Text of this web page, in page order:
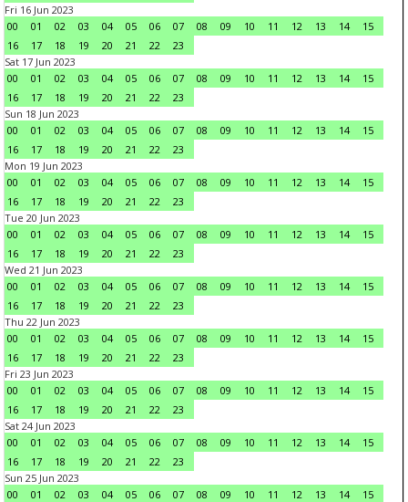
Fri 16 Jun 2023
00
01 02 03 04 05 06 07 08 09 10 11 12 13 14
15
16
17 18 19 20 21 22
23
Sat 17 Jun 2023
00
01 02 03 04 05 06 07 08 09 10 11 12 13 14
15
16
17 18 19 20 21 22
23
Sun 18 Jun 2023
00
01 02 03 04 05 06 07 08 09 10 11 12 13 14
15
16
17 18 19 20 21 22
23
Mon 19 Jun 2023
00
01 02 03 04 05 06 07 08 09 10 11 12 13 14
15
16
17 18 19 20 21 22
23
Tue 20 Jun 2023
00
01 02 03 04 05 06 07 08 09 10 11 12 13 14
15
16
17 18 19 20 21 22
23
Wed 21 Jun 2023
00
01 02 03 04 05 06 07 08 09 10 11 12 13 14
15
16
17 18 19 20 21 22
23
Thu 22 Jun 2023
00
01 02 03 04 05 06 07 08 09 10 11 12 13 14
15
16
17 18 19 20 21 22
23
Fri 23 Jun 2023
00
01 02 03 04 05 06 07 08 09 10 11 12 13 14
15
16
17 18 19 20 21 22
23
Sat 24 Jun 2023
00
01 02 03 04 05 06 07 08 09 10 11 12 13 14
15
16
17 18 19 20 21 22
23
Sun 25 Jun 2023
00
01 02 03 04 05 06 07 08 09 10 11 12 13 14
15